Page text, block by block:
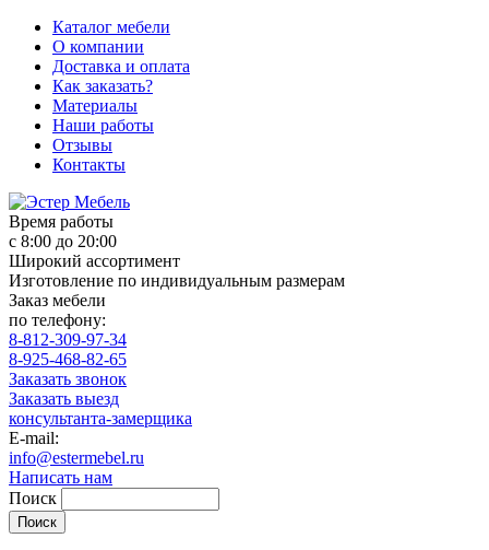
Каталог мебели
О компании
Доставка и оплата
Как заказать?
Материалы
Наши работы
Отзывы
Контакты
Время работы
с 8:00 до 20:00
Широкий ассортимент
Изготовление по индивидуальным размерам
Заказ мебели
по телефону:
8-812-309-97-34
8-925-468-82-65
Заказать звонок
Заказать выезд
консультанта-замерщика
E-mail:
info@estermebel.ru
Написать нам
Поиск